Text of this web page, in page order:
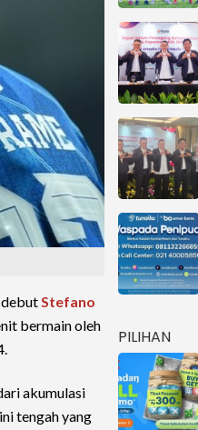
debutStefano
bermain oleh
akumulasi
tengah yang
PILIHAN